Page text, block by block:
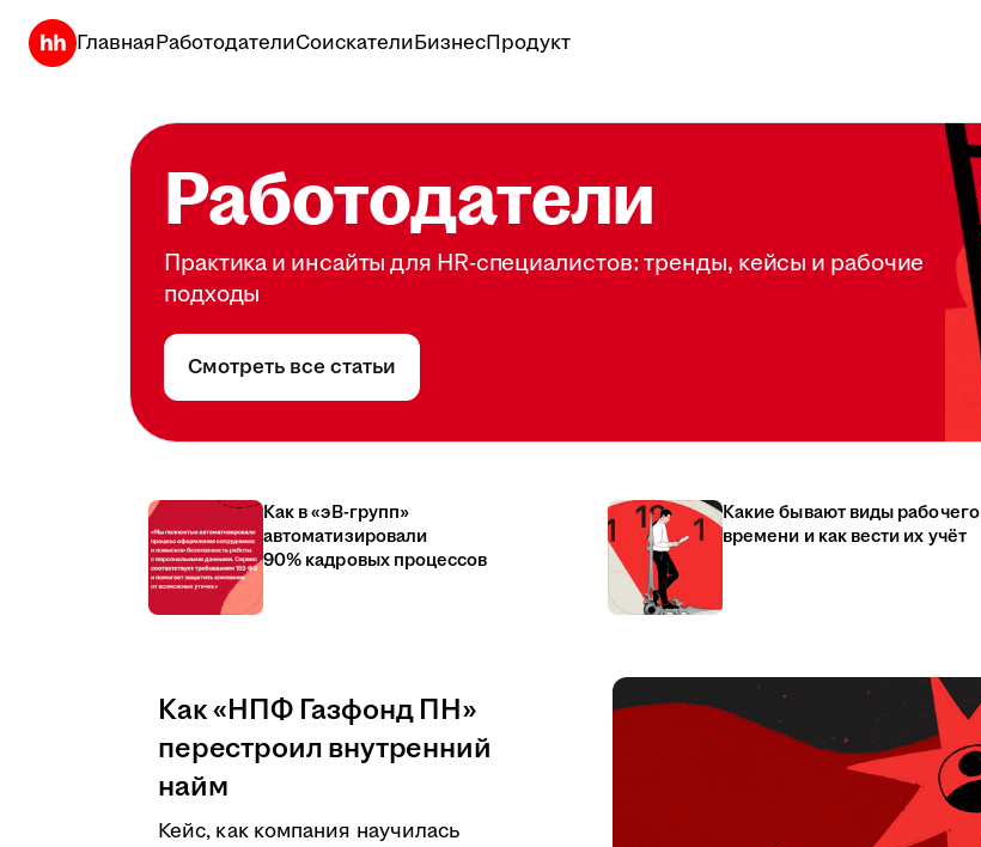
ГлавнаяРаботодателиСоискателиБизнесПродукт
Работодатели
Практика и инсайты для HR-специалистов: тренды, кейсы и рабочие
подходы
Смотреть все статьи
Как в «эВ-групп»
автоматизировали
90% кадровых процессов
Какие бывают виды рабочего
времени и как вести их учёт
Как «НПФ Газфонд ПН»
перестроил внутренний
найм
Кейс, как компания научилась